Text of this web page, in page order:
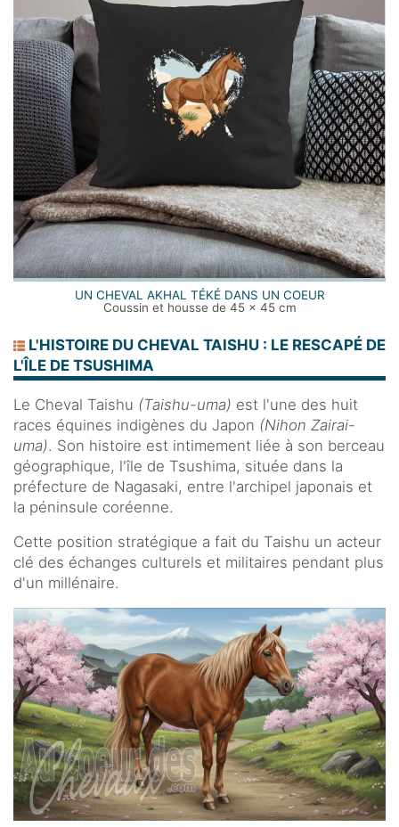
UN CHEVAL AKHAL TÉKÉ DANS UN COEUR
Coussin et housse de 45 x 45 cm
L'HISTOIRE DU CHEVAL TAISHU : LE RESCAPÉ DE
L'ÎLE DE TSUSHIMA
Le Cheval Taishu (Taishu-uma) est l'une des huit
races équines indigènes du Japon (Nihon Zairai-
uma). Son histoire est intimement liée à son berceau
géographique, l'île de Tsushima, située dans la
préfecture de Nagasaki, entre l'archipel japonais et
la péninsule coréenne.
Cette position stratégique a fait du Taishu un acteur
clé des échanges culturels et militaires pendant plus
d'un millénaire.